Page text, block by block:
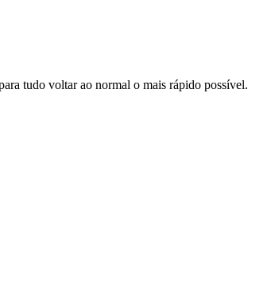
tudo voltar ao normal o mais rápido possível.